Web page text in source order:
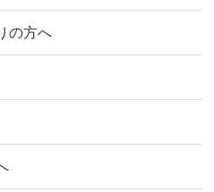
の方へ